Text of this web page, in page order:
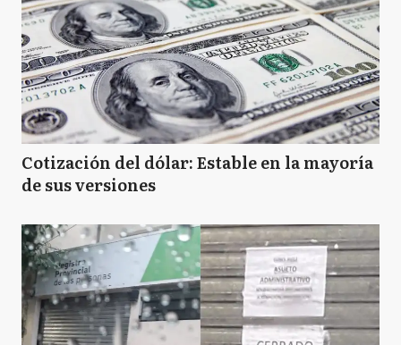
Cotización del dólar: Estable en la mayoría
de sus versiones